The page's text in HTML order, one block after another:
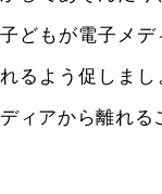
子どもが電子メデ
れるよう促しまし
ディアから離れる